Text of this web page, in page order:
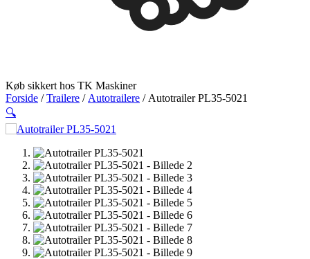
Køb sikkert hos TK Maskiner
Forside /Trailere / Autotrailere / Autotrailer PL35-5021
🔍